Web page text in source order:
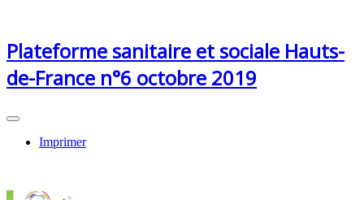
Plateforme sanitaire et sociale Hauts-
de-France n°6 octobre 2019
Imprimer